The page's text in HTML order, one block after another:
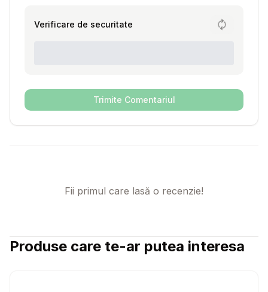
Verificare de securitate
Trimite Comentariul
Fii primul care lasă o recenzie!
Produse care te-ar putea interesa